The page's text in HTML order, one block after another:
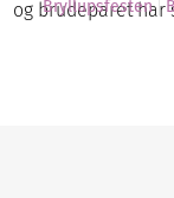
og brudeparet har
Bryllupsfesten